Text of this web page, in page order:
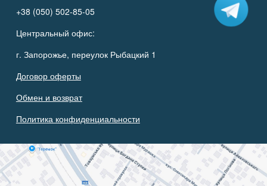
+38 (050) 502-85-05
Центральный офис:
г. Запорожье, переулок Рыбацкий 1
Договор оферты
Обмен и возврат
Политика конфиденциальности